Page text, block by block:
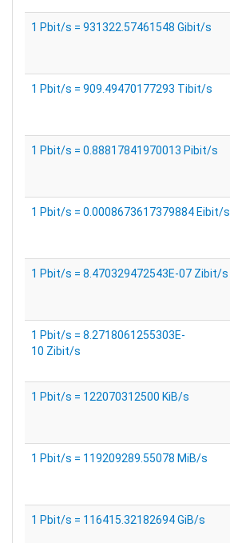
1 Pbit/s = 931322.57461548 Gibit/s
1 Pbit/s = 909.49470177293 Tibit/s
1 Pbit/s = 0.88817841970013 Pibit/s
1 Pbit/s = 0.0008673617379884 Eibit/s
1 Pbit/s = 8.470329472543E-07 Zibit/s
1 Pbit/s = 8.2718061255303E-
10 Zibit/s
1 Pbit/s = 122070312500 KiB/s
1 Pbit/s = 119209289.55078 MiB/s
1 Pbit/s = 116415.32182694 GiB/s